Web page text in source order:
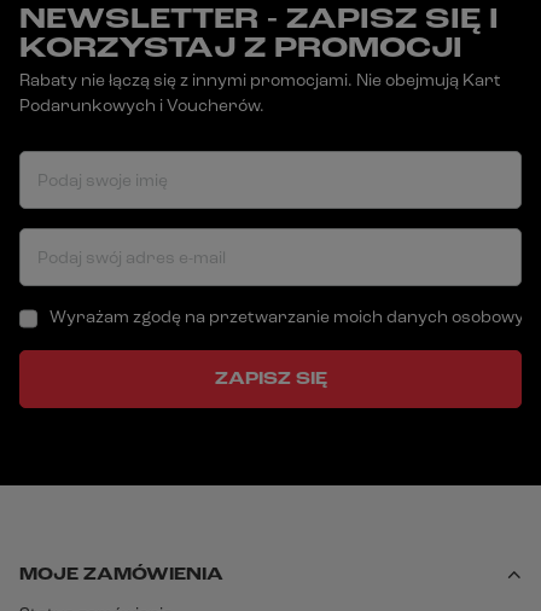
NEWSLETTER - ZAPISZ SIĘ I
KORZYSTAJ Z PROMOCJI
Rabaty nie łączą się z innymi promocjami. Nie obejmują Kart
Podarunkowych i Voucherów.
Podaj swoje imię
Podaj swój adres e-mail
Wyrażam zgodę na przetwarzanie moich danych
ZAPISZ SIĘ
MOJE ZAMÓWIENIA